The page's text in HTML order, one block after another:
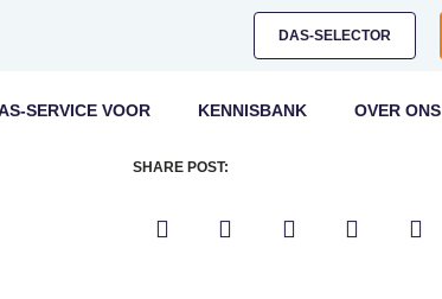
DAS-SELECTOR
SERVICE VOOR KENNISBANK OVER ONS
SHARE POST: